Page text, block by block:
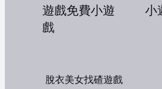
脫衣美女找碴遊戲